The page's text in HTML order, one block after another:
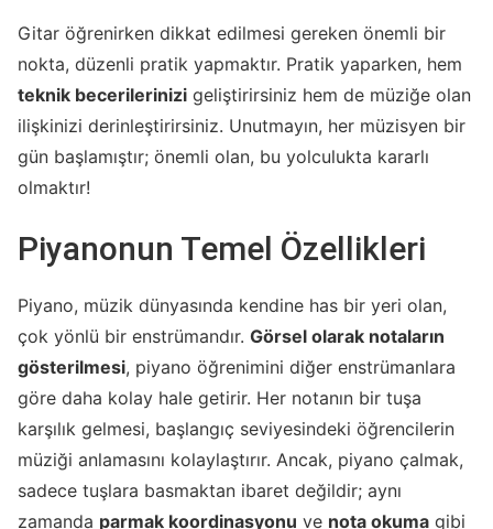
Gitar öğrenirken dikkat edilmesi gereken önemli bir
nokta, düzenli pratik yapmaktır. Pratik yaparken, hem
teknik becerilerinizi geliştirirsiniz hem de müziğe olan
ilişkinizi derinleştirirsiniz. Unutmayın, her müzisyen bir
gün başlamıştır; önemli olan, bu yolculukta kararlı
olmaktır!
Piyanonun Temel Özellikleri
Piyano, müzik dünyasında kendine has bir yeri olan,
çok yönlü bir enstrümandır. Görsel olarak notaların
gösterilmesi, piyano öğrenimini diğer enstrümanlara
göre daha kolay hale getirir. Her notanın bir tuşa
karşılık gelmesi, başlangıç seviyesindeki öğrencilerin
müziği anlamasını kolaylaştırır. Ancak, piyano çalmak,
sadece tuşlara basmaktan ibaret değildir; aynı
zamanda parmak koordinasyonu ve nota okuma gibi